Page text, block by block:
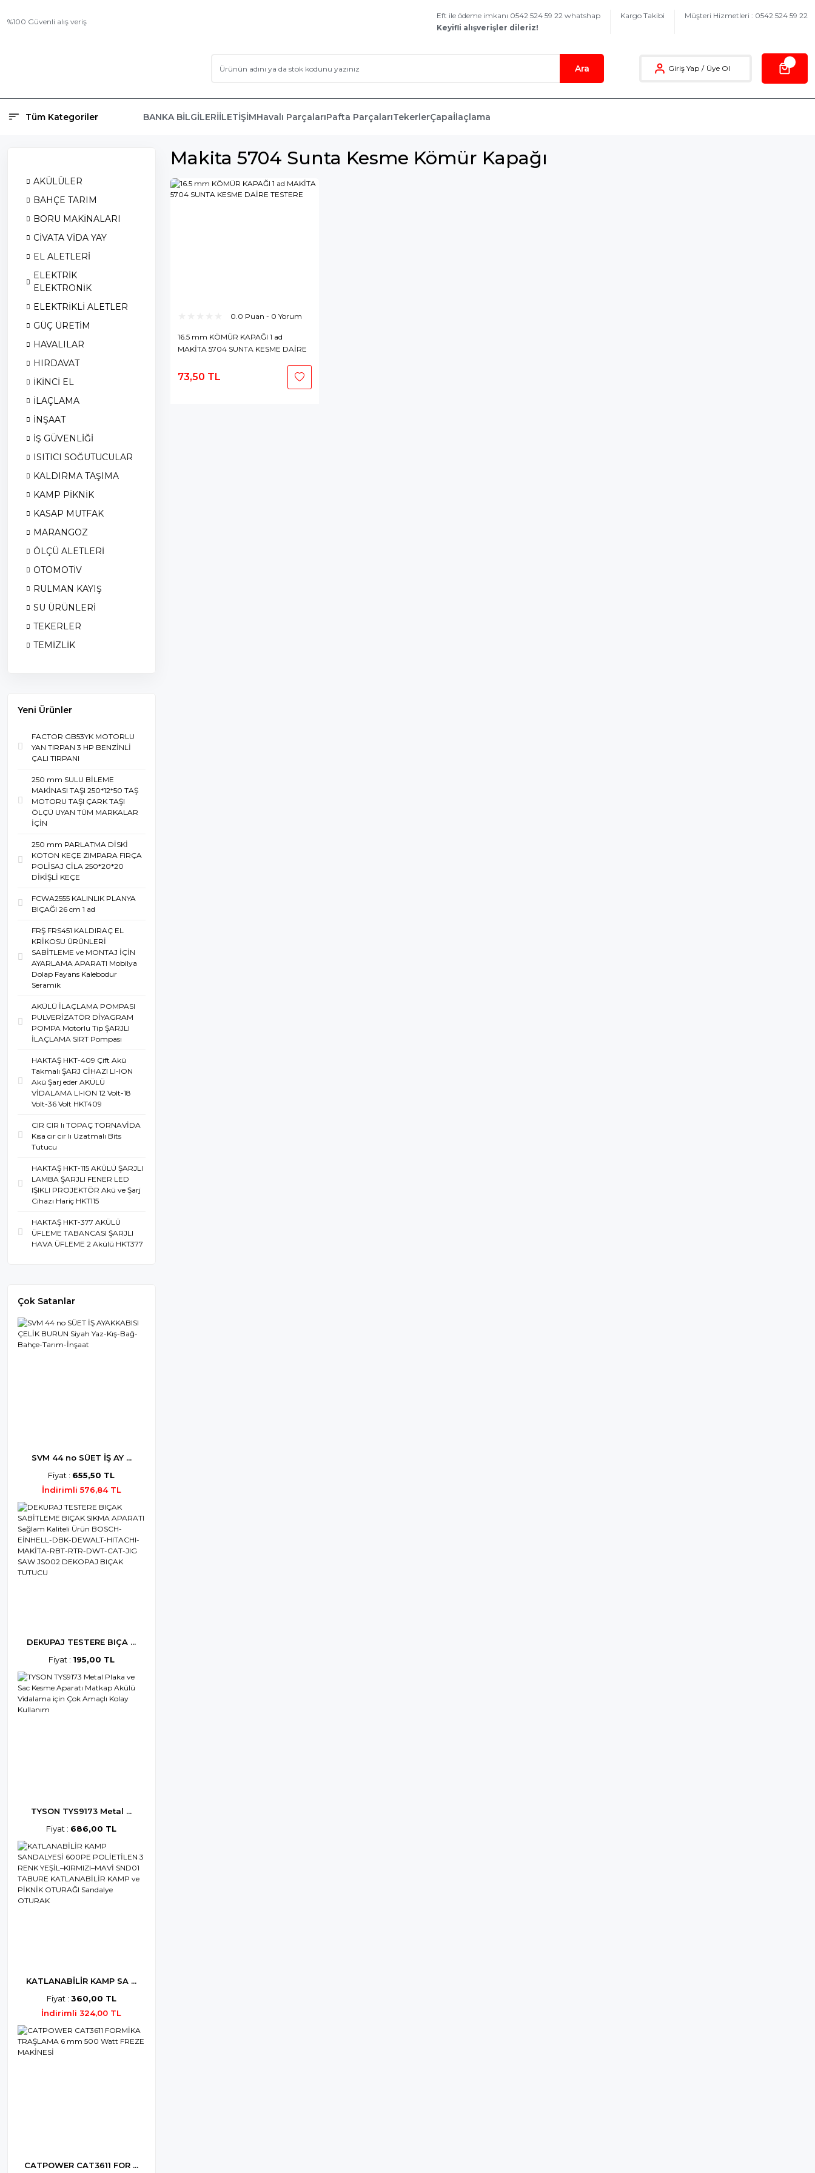
%100 Güvenli alış veriş
Eft ile ödeme imkanı 0542 524 59 22 whatshap
Keyifli alışverişler dileriz!
Kargo Takibi Müşteri Hizmetleri : 0542 524 59 22
Ara Giriş Yap / Üye Ol
Tüm Kategoriler BANKA BİLGİLERİİLETİŞİMHavalı ParçalarıPafta ParçalarıTekerlerÇapaİlaçlama
AKÜLÜLER
BAHÇE TARIM
BORU MAKİNALARI
CİVATA VİDA YAY
EL ALETLERİ
ELEKTRİK
ELEKTRONİK
ELEKTRİKLİ ALETLER
GÜÇ ÜRETİM
HAVALILAR
HIRDAVAT
İKİNCİ EL
İLAÇLAMA
İNŞAAT
İŞ GÜVENLİĞİ
ISITICI SOĞUTUCULAR
KALDIRMA TAŞIMA
KAMP PİKNİK
KASAP MUTFAK
MARANGOZ
ÖLÇÜ ALETLERİ
OTOMOTİV
RULMAN KAYIŞ
SU ÜRÜNLERİ
TEKERLER
TEMİZLİK
Yeni Ürünler
FACTOR GB53YK MOTORLU
YAN TIRPAN 3 HP BENZİNLİ
ÇALI TIRPANI
250 mm SULU BİLEME
MAKİNASI TAŞI 250*12*50 TAŞ
MOTORU TAŞI ÇARK TAŞI
ÖLÇÜ UYAN TÜM MARKALAR
İÇİN
250 mm PARLATMA DİSKİ
KOTON KEÇE ZIMPARA FIRÇA
POLİSAJ CİLA 250*20*20
DİKİŞLİ KEÇE
FCWA2555 KALINLIK PLANYA
BIÇAĞI 26 cm 1 ad
FRŞ FRS451 KALDIRAÇ EL
KRİKOSU ÜRÜNLERİ
SABİTLEME ve MONTAJ İÇİN
AYARLAMA APARATI Mobilya
Dolap Fayans Kalebodur
Seramik
AKÜLÜ İLAÇLAMA POMPASI
PULVERİZATÖR DİYAGRAM
POMPA Motorlu Tip ŞARJLI
İLAÇLAMA SIRT Pompası
HAKTAŞ HKT-409 Çift Akü
Takmalı ŞARJ CİHAZI LI-ION
Akü Şarj eder AKÜLÜ
VİDALAMA LI-ION 12 Volt-18
Volt-36 Volt HKT409
CIR CIR lı TOPAÇ TORNAVİDA
Kısa cır cır lı Uzatmalı Bits
Tutucu
HAKTAŞ HKT-115 AKÜLÜ ŞARJLI
LAMBA ŞARJLI FENER LED
IŞIKLI PROJEKTÖR Akü ve Şarj
Cihazı Hariç HKT115
HAKTAŞ HKT-377 AKÜLÜ
ÜFLEME TABANCASI ŞARJLI
HAVA ÜFLEME 2 Akülü HKT377
Çok Satanlar
SVM 44 no SÜET İŞ AY ...
Fiyat : 655,50 TL
İndirimli 576,84 TL
DEKUPAJ TESTERE BIÇA ...
Fiyat : 195,00 TL
TYSON TYS9173 Metal ...
Fiyat : 686,00 TL
KATLANABİLİR KAMP SA ...
Fiyat : 360,00 TL
İndirimli 324,00 TL
CATPOWER CAT3611 FOR ...
Makita 5704 Sunta Kesme Kömür Kapağı
0.0 Puan - 0 Yorum
16.5 mm KÖMÜR KAPAĞI 1 ad
MAKİTA 5704 SUNTA KESME DAİRE
73,50 TL